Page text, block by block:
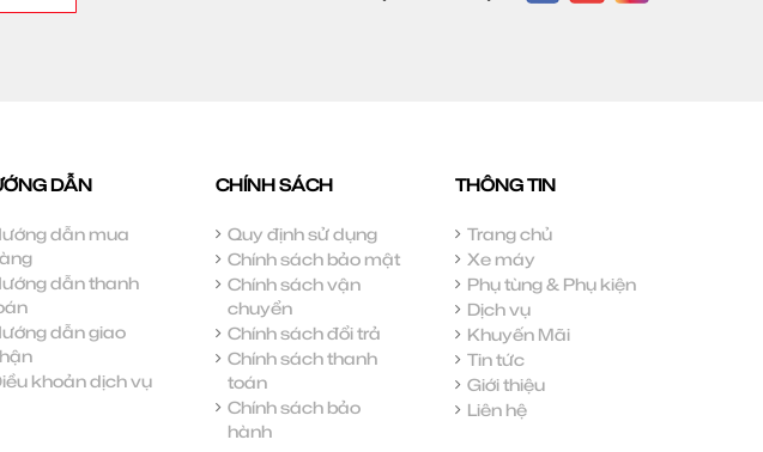
DẪN
dẫn mua
dẫn thanh
dẫn giao
khoản dịch vụ
CHÍNH SÁCH
Quy định sử dụng
Chính sách bảo mật
Chính sách vận
chuyển
Chính sách đổi trả
Chính sách thanh
toán
Chính sách bảo
hành
THÔNG TIN
Trang chủ
Xe máy
Phụ tùng & Phụ kiện
Dịch vụ
Khuyến Mãi
Tin tức
Giới thiệu
Liên hệ